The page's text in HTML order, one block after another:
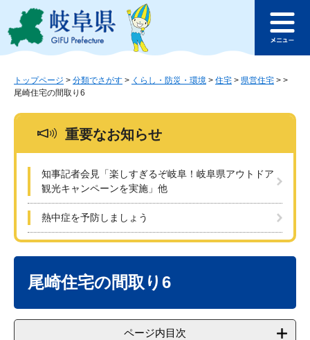
ジ
ュ
このページの本文へ
ュ
トップページ > 分類でさがす > くらし・防災・環境 > 住宅 > 県営住宅 > >
尾崎住宅の間取り6
重要なお知らせ
知事記者会見「楽しすぎるぞ岐阜！岐阜県アウトドア
観光キャンペーンを実施」他
熱中症を予防しましょう
尾崎住宅の間取り6
ページ内目次